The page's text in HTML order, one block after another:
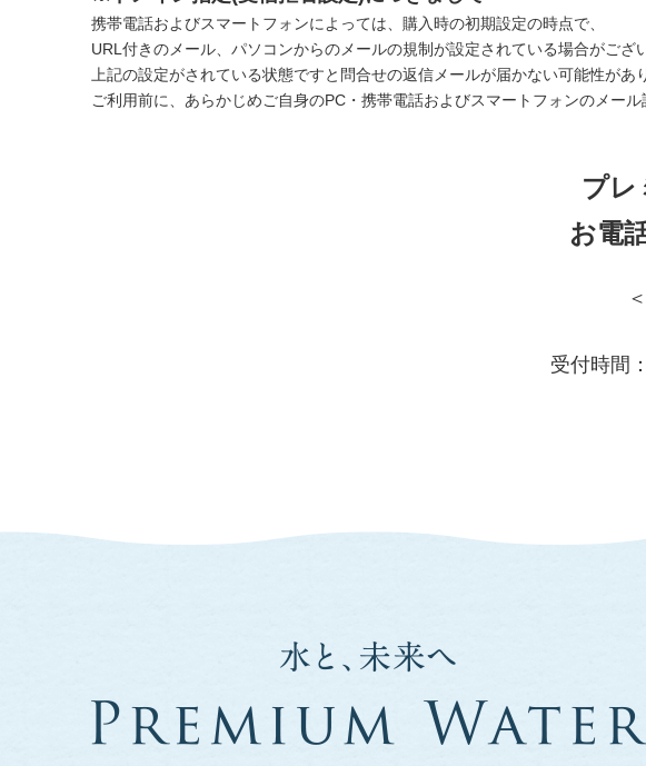
携帯電話およびスマートフォンによっては、購入時の初期設定の時点で、
URL付きのメール、パソコンからのメールの規制が設定されている場合がござ
上記の設定がされている状態ですと問合せの返信メールが届かない可能性があ
ご利用前に、あらかじめご自身のPC・携帯電話およびスマートフォンのメール
プレ
お電
受付時間